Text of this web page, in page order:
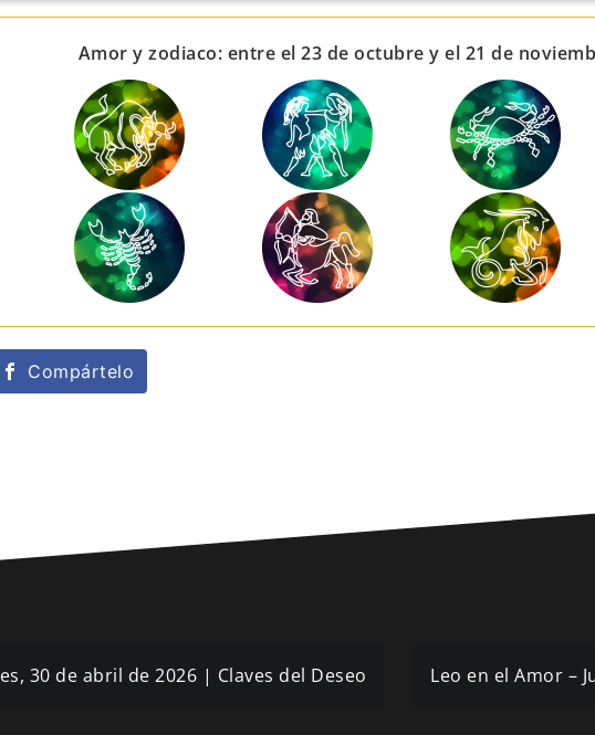
Amor y zodiaco: entre el 23 de octubre y el 21 de
Compártelo
30 de abril de 2026 | Claves del Deseo Leo en el Amor –